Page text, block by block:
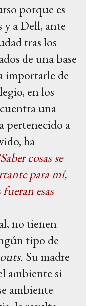
porque es
y a Dell, ante
tras los
de una base
importarle de
en los
una
pertenecido a
ha
cosas se
para mí,
esas
no tienen
tipo de
Su madre
ambiente si
ambiente